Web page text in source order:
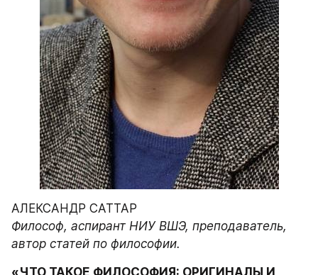
АЛЕКСАНДР САТТАР
Философ, аспирант НИУ ВШЭ, преподаватель,
автор статей по философии.
«ЧТО ТАКОЕ ФИЛОСОФИЯ: ОРИГИНАЛЫ И